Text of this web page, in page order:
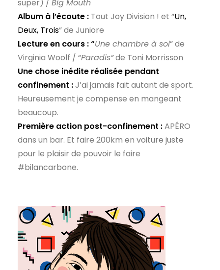
super) / Big Mouth
Album à l’écoute : Tout Joy Division ! et “Un,
Deux, Trois” de Juniore
Lecture en cours : “Une chambre à soi” de
Virginia Woolf / “Paradis”de Toni Morrisson
Une chose inédite réalisée pendant
confinement :J’ai jamais fait autant de sport.
Heureusement je compense en mangeant
beaucoup.
Première action post-confinement :APÉRO
dans un bar. Et faire 200km en voiture juste
pour le plaisir de pouvoir le faire
#bilancarbone.